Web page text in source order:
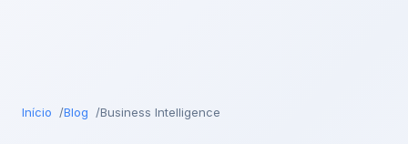
Início Blog Business Intelligence